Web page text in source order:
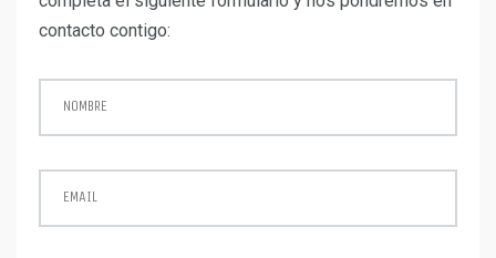
contacto contigo:
NOMBRE
EMAIL